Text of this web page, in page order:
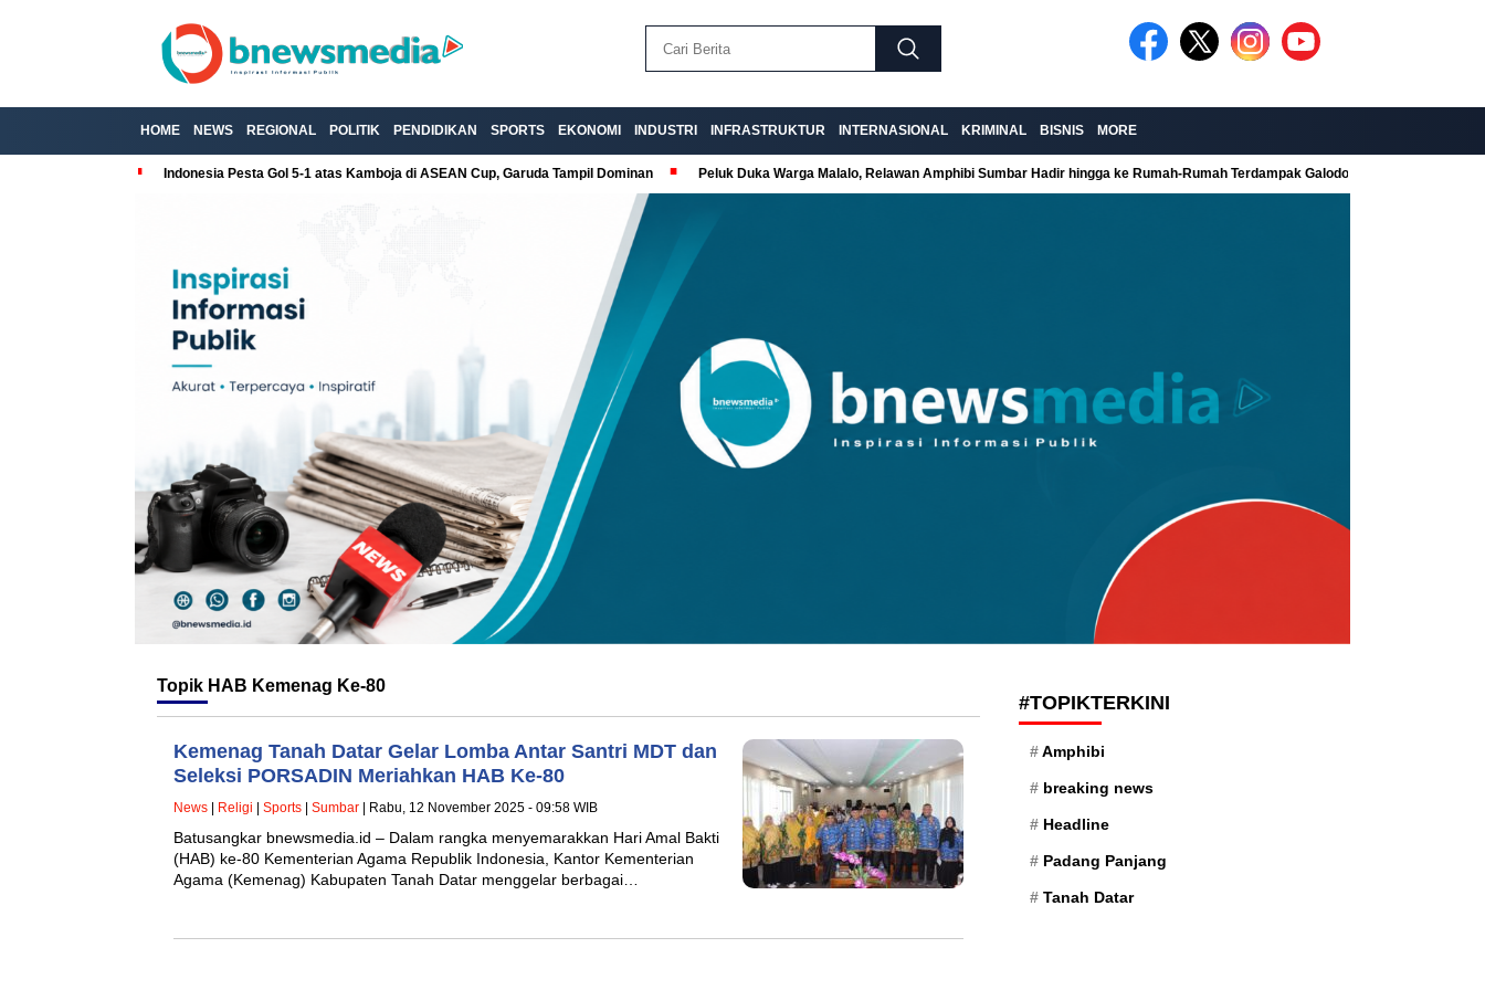
HOME NEWS REGIONAL POLITIK PENDIDIKAN SPORTS EKONOMI INDUSTRI INFRASTRUKTUR INTERNASIONAL KRIMINAL BISNIS MORE
Indonesia Pesta Gol 5-1 atas Kamboja di ASEAN Cup, Garuda Tampil Dominan Peluk Duka Warga Malalo, Relawan Amphibi Sumbar Hadir hingga ke Rumah-Rumah Terdampak Galodo
Topik HAB Kemenag Ke-80
Kemenag Tanah Datar Gelar Lomba Antar Santri MDT dan
Seleksi PORSADIN Meriahkan HAB Ke-80
News Religi Sports Sumbar | Rabu, 12 November 2025 - 09:58 WIB
Batusangkar bnewsmedia.id – Dalam rangka menyemarakkan Hari Amal Bakti
(HAB) ke-80 Kementerian Agama Republik Indonesia, Kantor Kementerian
Agama (Kemenag) Kabupaten Tanah Datar menggelar berbagai…
#TOPIKTERKINI
Amphibi
breaking news
Headline
Padang Panjang
Tanah Datar